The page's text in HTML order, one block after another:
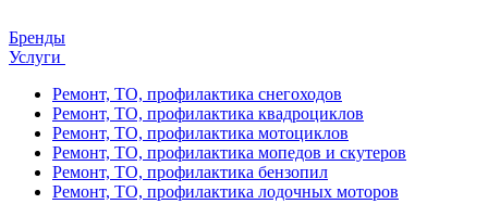
Бренды
Услуги
Ремонт, ТО, профилактика снегоходов
Ремонт, ТО, профилактика квадроциклов
Ремонт, ТО, профилактика мотоциклов
Ремонт, ТО, профилактика мопедов и скутеров
Ремонт, ТО, профилактика бензопил
Ремонт, ТО, профилактика лодочных моторов